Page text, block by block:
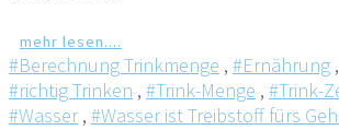
mehr lesen....
#Berechnung Trinkmenge , #Ernährung ,
#richtig Trinken , #Trink-Menge , #Trink-
#Wasser, #Wasser ist Treibstoff fürs